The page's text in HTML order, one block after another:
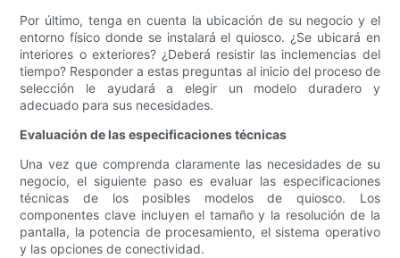
Por último, tenga en cuenta la ubicación de su negocio y el
entorno físico donde se instalará el quiosco. ¿Se ubicará en
interiores o exteriores? ¿Deberá resistir las inclemencias del
tiempo? Responder a estas preguntas al inicio del proceso de
selección le ayudará a elegir un modelo duradero y
adecuado para sus necesidades.
Evaluación de las especificaciones técnicas
Una vez que comprenda claramente las necesidades de su
negocio, el siguiente paso es evaluar las especificaciones
técnicas de los posibles modelos de quiosco. Los
componentes clave incluyen el tamaño y la resolución de la
pantalla, la potencia de procesamiento, el sistema operativo
y las opciones de conectividad.